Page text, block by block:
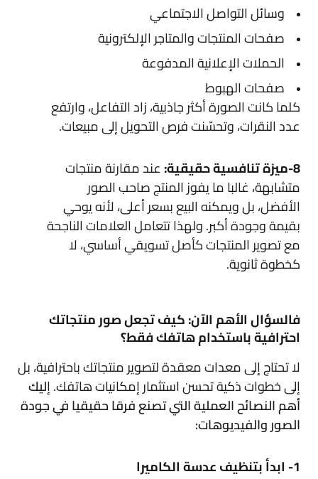
وسائل التواصل الاجتماعي
صفحات المنتجات والمتاجر الإلكترونية
الحملات الإعلانية المدفوعة
صفحات الهبوط
كلما كانت الصورة أكثر جاذبية، زاد التفاعل، وارتفع
عدد النقرات، وتحسّنت فرص التحويل إلى مبيعات.
8-ميزة تنافسية حقيقية:
عند مقارنة منتجات
متشابهة، غالبا ما يفوز المنتج صاحب الصور
الأفضل، بل ويمكنه البيع بسعر أعلى، لأنه يوحي
بقيمة وجودة أكبر. ولهذا تتعامل العلامات الناجحة
مع تصوير المنتجات كأصل تسويقي أساسي، لا
كخطوة ثانوية.
فالسؤال الأهم الآن: كيف تجعل صور منتجاتك
احترافية باستخدام هاتفك فقط؟
لا تحتاج إلى معدات معقدة لتصوير منتجاتك باحترافية، بل
إلى خطوات ذكية تحسن استثمار إمكانيات هاتفك. إليك
أهم النصائح العملية التي تصنع فرقا حقيقيا في جودة
الصور والفيديوهات:
1- ابدأ بتنظيف عدسة الكاميرا